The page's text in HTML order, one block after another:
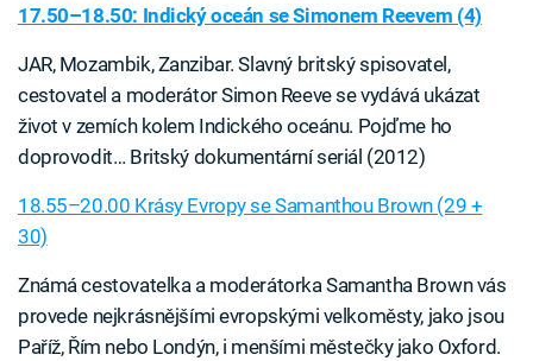
17.50–18.50: Indický oceán se Simonem Reevem (4)
JAR, Mozambik, Zanzibar. Slavný britský spisovatel,
cestovatel a moderátor Simon Reeve se vydává ukázat
život v zemích kolem Indického oceánu. Pojďme ho
doprovodit… Britský dokumentární seriál (2012)
18.55–20.00 Krásy Evropy se Samanthou Brown (29 +
30)
Známá cestovatelka a moderátorka Samantha Brown vás
provede nejkrásnějšími evropskými velkoměsty, jako jsou
Paříž, Řím nebo Londýn, i menšími městečky jako Oxford.